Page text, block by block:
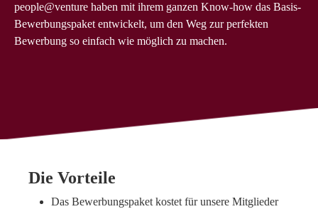
people@venture haben mit ihrem ganzen Know-how das Basis-
Bewerbungspaket entwickelt, um den Weg zur perfekten
Bewerbung so einfach wie möglich zu machen.
Die Vorteile
Das Bewerbungspaket kostet für unsere Mitglieder